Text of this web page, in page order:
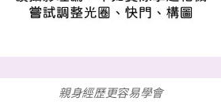
親身經歷更容易學會